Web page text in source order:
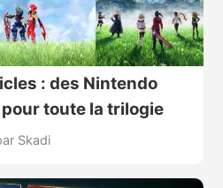
: des Nintendo
toute la trilogie
Skadi